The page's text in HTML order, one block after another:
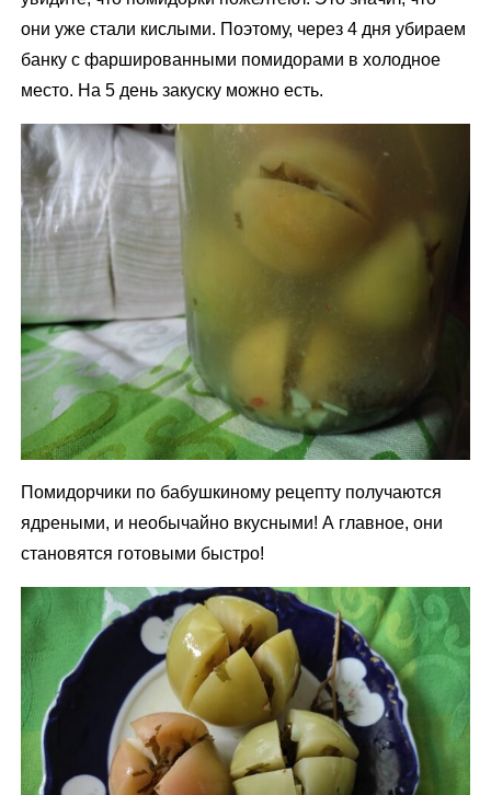
они уже стали кислыми. Поэтому, через 4 дня убираем
банку с фаршированными помидорами в холодное
место. На 5 день закуску можно есть.
Помидорчики по бабушкиному рецепту получаются
ядреными, и необычайно вкусными! А главное, они
становятся готовыми быстро!